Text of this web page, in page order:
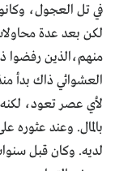
في تل العجول،
لكن بعد عدة
منهم،الذين رفضوا
العشوائي ذاك بدأ
لأي عصر تعود، لكنه
بالمال. وعند عثوره
لديه. وكان قبل